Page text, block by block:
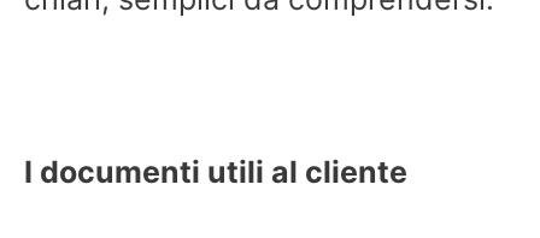
I documenti utili al cliente